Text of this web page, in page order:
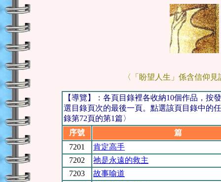
〈「盼望人生」係含信仰
【導覽】：各頁目錄裡各收納10個作品，
選目錄頁次的最後一頁。點選該頁目錄中的
錄第72頁的第1篇〉
序號
篇
7201
肯定高手
7202
祂是永遠的救主
7203
故事喻道